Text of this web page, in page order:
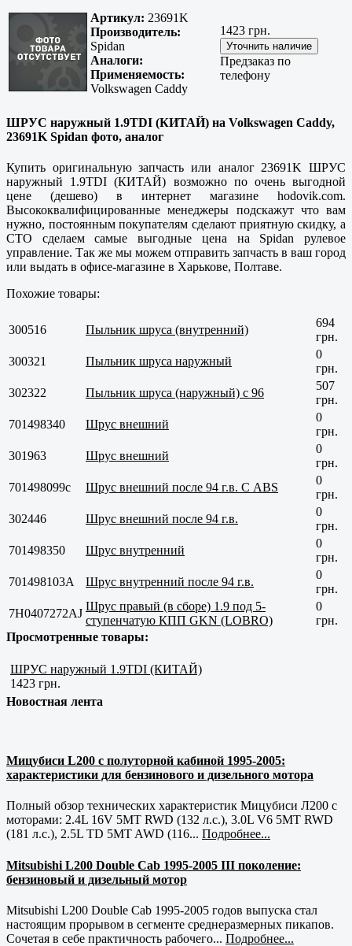
Артикул: 23691K
Производитель:
Spidan
Аналоги:
Применяемость:
Volkswagen Caddy
1423 грн.
Предзаказ по
телефону
ШРУС наружный 1.9TDI (КИТАЙ) на Volkswagen Caddy,
23691K Spidan фото, аналог
Купить оригинальную запчасть или аналог 23691K ШРУС
наружный 1.9TDI (КИТАЙ) возможно по очень выгодной
цене (дешево) в интернет магазине hodovik.com.
Высококвалифицированные менеджеры подскажут что вам
нужно, постоянным покупателям сделают приятную скидку, а
СТО сделаем самые выгодные цена на Spidan рулевое
управление. Так же мы можем отправить запчасть в ваш город
или выдать в офисе-магазине в Харькове, Полтаве.
Похожие товары:
300516 Пыльник шруса (внутренний)
694
грн.
300321
Пыльник шруса наружный
0
грн.
302322
Пыльник шруса (наружный) с 96
507
грн.
701498340
Шрус внешний
0
грн.
301963
Шрус внешний
0
грн.
701498099с
Шрус внешний после 94 г.в. С ABS
0
грн.
302446
Шрус внешний после 94 г.в.
0
грн.
701498350
Шрус внутренний
0
грн.
701498103A
Шрус внутренний после 94 г.в.
0
грн.
7H0407272AJ
Шрус правый (в сборе) 1.9 под 5-
ступенчатую КПП GKN (LOBRO)
0
грн.
Просмотренные товары:
ШРУС наружный 1.9TDI (КИТАЙ)
1423 грн.
Новостная лента
Мицубиси L200 с полуторной кабиной 1995-2005:
характеристики для бензинового и дизельного мотора
Полный обзор технических характеристик Мицубиси Л200 с
моторами: 2.4L 16V 5MT RWD (132 л.с.), 3.0L V6 5MT RWD
(181 л.с.), 2.5L TD 5MT AWD (116... Подробнее...
Mitsubishi L200 Double Cab 1995-2005 III поколение:
бензиновый и дизельный мотор
Mitsubishi L200 Double Cab 1995-2005 годов выпуска стал
настоящим прорывом в сегменте среднеразмерных пикапов.
Сочетая в себе практичность рабочего... Подробнее...